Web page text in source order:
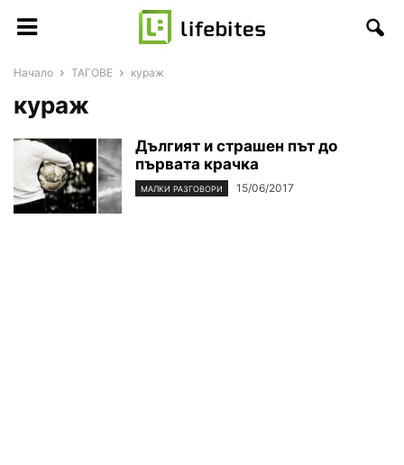
Начало ТАГОВЕ кураж
кураж
Дългият и страшен път до
първата крачка
МАЛКИ РАЗГОВОРИ 15/06/2017